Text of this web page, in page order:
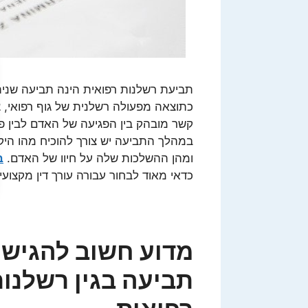
תביעת רשלנות רפואית הינה תביעה
כתוצאה מפעולה רשלנית של גוף רפואי,
קשר מובהק בין הפגיעה של האדם לבין
במהלך התביעה יש צורך להוכיח מהו
ומהן ההשלכות שלה על חיוו של האדם.
כדאי מאוד לבחור עבורה עורך דין
מדוע חשוב להגיש
תביעה בגין